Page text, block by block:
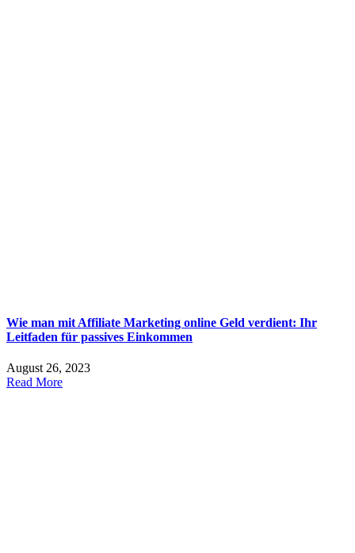
Wie man mit Affiliate Marketing online Geld verdient: Ihr
Leitfaden für passives Einkommen
August 26, 2023
Read More